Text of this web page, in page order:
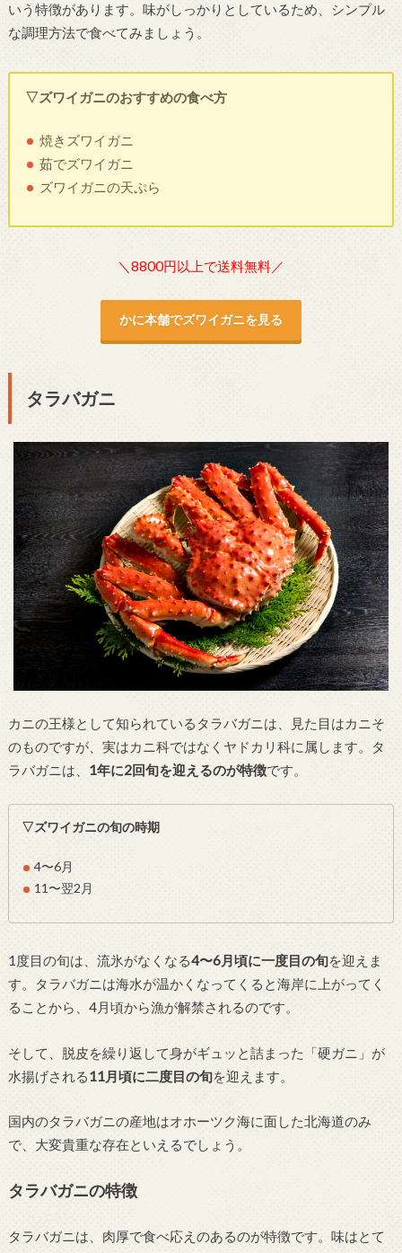
いう特徴があります。味がしっかりとしているため、シンプル
な調理方法で食べてみましょう。
▽ズワイガニのおすすめの食べ方
焼きズワイガニ
茹でズワイガニ
ズワイガニの天ぷら
＼8800円以上で送料無料／
かに本舗でズワイガニを見る
タラバガニ
カニの王様として知られているタラバガニは、見た目はカニそ
のものですが、実はカニ科ではなくヤドカリ科に属します。タ
ラバガニは、 1年に2回旬を迎えるのが特徴です。
▽ズワイガニの旬の時期
4〜6月
11〜翌2月
1度目の旬は、流氷がなくなる4〜6月頃に一度目の旬を迎えま
す。タラバガニは海水が温かくなってくると海岸に上がってく
ることから、4月頃から漁が解禁されるのです。
そして、脱皮を繰り返して身がギュッと詰まった「硬ガニ」が
水揚げされる11月頃に二度目の旬を迎えます。
国内のタラバガニの産地はオホーツク海に面した北海道のみ
で、大変貴重な存在といえるでしょう。
タラバガニの特徴
タラバガニは、肉厚で食べ応えのあるのが特徴です。味はとて